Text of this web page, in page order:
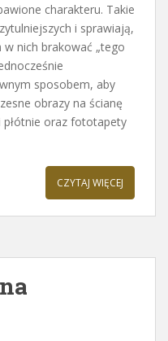
charakteru. Takie
i sprawiają,
nich brakować „tego
sposobem, aby
obrazy na ścianę
oraz fototapety
CZYTAJ WIĘCEJ